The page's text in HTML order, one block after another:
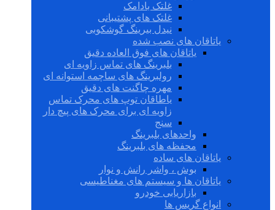
غلتک بادامک
غلتک های پشتیبانی
نیدل بیرینگ گوشکوبی
یاتاقان های نصب شده
یاتاقان های فوق العاده دقیق
بلبرینگ های تماس زاویه ای
رولبرینگ های ساچمه استوانه ای
مهره چاگنت های دقیق
یاطاقان توپ های محرک تماس
زاویه ای برای محرک های پیچ دار
سنج
واحدهای بلبرینگ
محفظه های بلبرینگ
یاتاقان های ساده
بوش ، واشر رانش و نوار
یاتاقان ها و سیستم های مغناطیسی
بازاریابی خودرو
انواع گریس ها